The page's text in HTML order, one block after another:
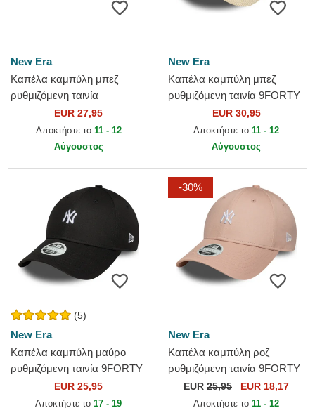
New Era
Καπέλα καμπύλη μπεζ
ρυθμιζόμενη ταινία
9TWENTY Washed Mini από
New York Yankees MLB από
EUR 27,95
Αποκτήστε το 11 - 12
Αύγουστος
New Era
Καπέλα καμπύλη μπεζ
ρυθμιζόμενη ταινία 9FORTY
Mini Cord από New York
Yankees MLB από New Era
EUR 30,95
Αποκτήστε το 11 - 12
Αύγουστος
(5)
New Era
Καπέλα καμπύλη μαύρο
ρυθμιζόμενη ταινία 9FORTY
Mini από New York Yankees
MLB από New Era
EUR 25,95
Αποκτήστε το 17 - 19
-30%
New Era
Καπέλα καμπύλη ροζ
ρυθμιζόμενη ταινία 9FORTY
Mini από New York Yankees
MLB από New Era
EUR 25,95 EUR 18,17
Αποκτήστε το 11 - 12